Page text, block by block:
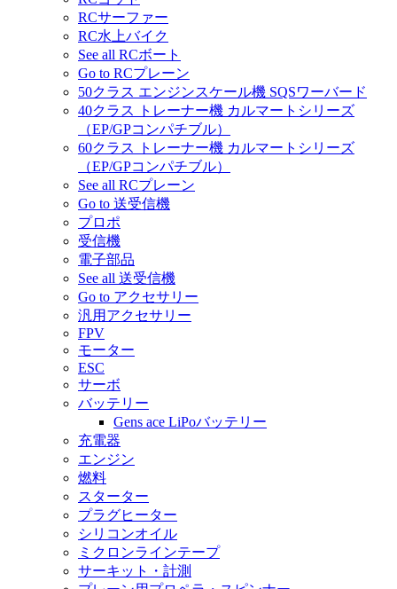
RCサーファー
RC水上バイク
See all RCボート
Go to RCプレーン
50クラス エンジンスケール機 SQSワーバード
40クラス トレーナー機 カルマートシリーズ
（EP/GPコンパチブル）
60クラス トレーナー機 カルマートシリーズ
（EP/GPコンパチブル）
See all RCプレーン
Go to 送受信機
プロポ
受信機
電子部品
See all 送受信機
Go to アクセサリー
汎用アクセサリー
FPV
モーター
ESC
サーボ
バッテリー
Gens ace LiPoバッテリー
充電器
エンジン
燃料
スターター
プラグヒーター
シリコンオイル
ミクロンラインテープ
サーキット・計測